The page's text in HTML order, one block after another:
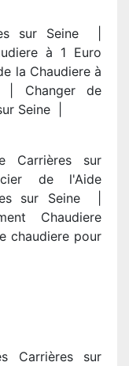
sur Seine |
à 1 Euro
la Chaudiere à
| Changer de
Seine |
Carrières sur
de l'Aide
sur Seine |
Chaudiere
chaudiere pour
Carrières sur